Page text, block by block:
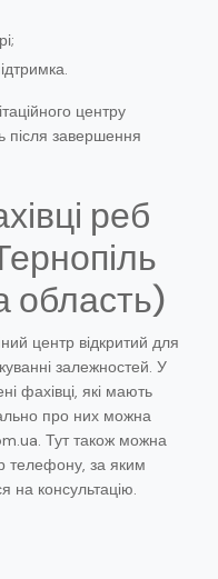
центру
після завершення
реб
область)
центр відкритий для
залежностей. У
фахівці, які мають
про них можна
Тут також можна
телефону, за яким
на консультацію.